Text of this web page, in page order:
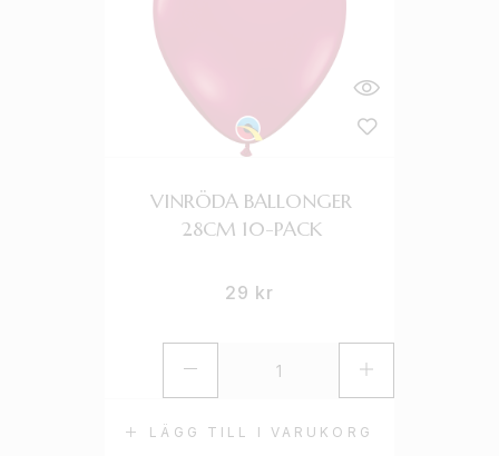
LÄGG TILL I VARUKORG
VINRÖDA BALLONGER
28CM 10-PACK
29 kr